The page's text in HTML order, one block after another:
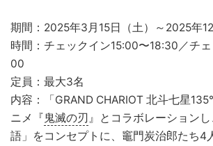
期間：2025年3月15日（土）～2025年12
時間：チェックイン15:00〜18:30／チェ
00
定員：最大3名
内容：「GRAND CHARIOT 北斗七星
ニメ『鬼滅の刃 』とコラボレーション
語」をコンセプトに、竈門炭治郎たち4